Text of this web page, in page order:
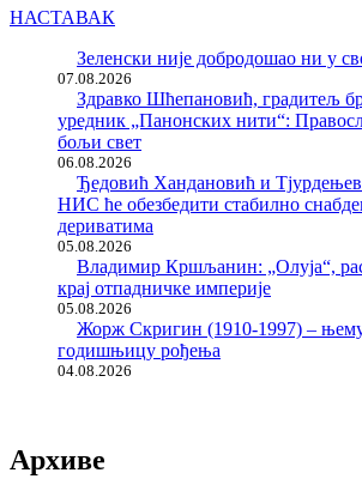
НАСТАВАК
Зеленски није добродошао ни у
07.08.2026
Здравко Шћепановић, градитељ
уредник „Панонских нити“:
бољи свет
06.08.2026
Ђедовић Хандановић и
НИС ће обезбедити стабилно
дериватима
05.08.2026
Владимир Кршљанин: „Олуја“,
крај отпадничке империје
05.08.2026
Жорж Скригин (1910-1997) –
годишњицу рођења
04.08.2026
Архиве